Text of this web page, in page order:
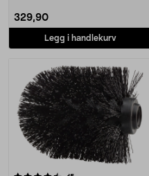
329,90
Legg i handlekurv
4.0 av 5 stjerner